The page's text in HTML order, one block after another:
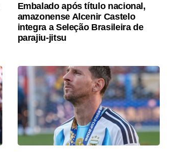
Embalado após título nacional,
amazonense Alcenir Castelo
integra a Seleção Brasileira de
parajiu-jitsu